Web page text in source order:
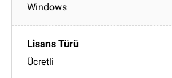
Windows
Ücretli